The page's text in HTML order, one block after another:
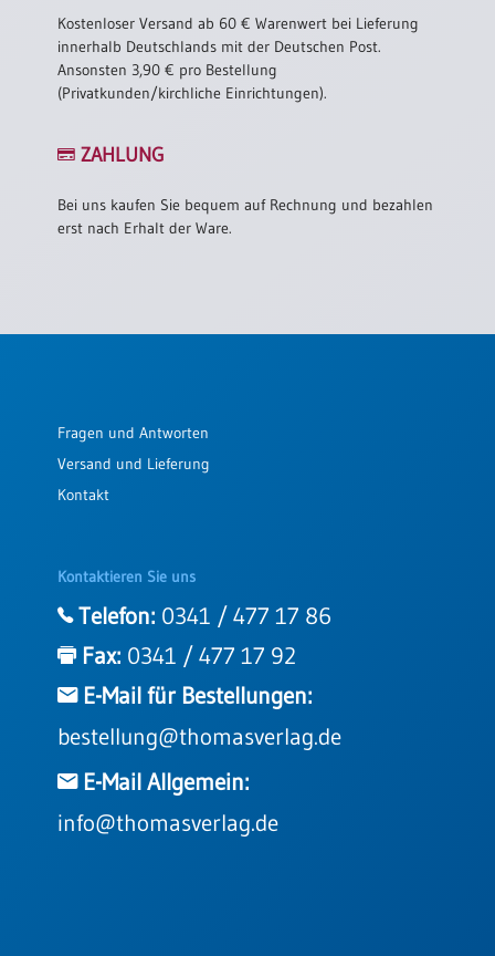
Kostenloser Versand ab 60 € Warenwert bei Lieferung
innerhalb Deutschlands mit der Deutschen Post.
Ansonsten 3,90 € pro Bestellung
(Privatkunden/kirchliche Einrichtungen).
ZAHLUNG
Bei uns kaufen Sie bequem auf Rechnung und bezahlen
erst nach Erhalt der Ware.
Fragen und Antworten
Versand und Lieferung
Kontakt
Kontaktieren Sie uns
Telefon: 0341 / 477 17 86
Fax: 0341 / 477 17 92
E-Mail für Bestellungen:
bestellung@thomasverlag.de
E-Mail Allgemein:
info@thomasverlag.de